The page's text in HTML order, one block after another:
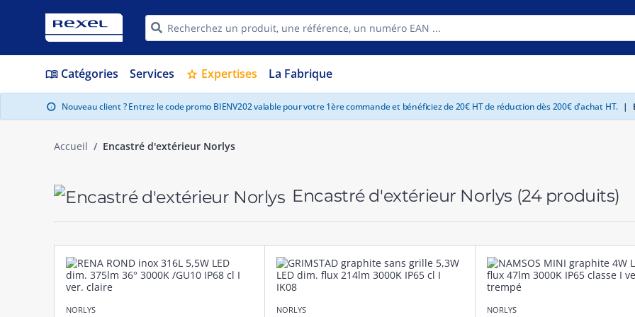
menu_book Catégories Services star Expertises La Fabrique
info Nouveau client ? Entrez le code promo BIENV202 valable pour votre 1ère commande et bénéficiez de 20€ HT de réduction dès 200€ d'achat HT. |
Accueil Encastré d'extérieur Norlys
Encastré d'extérieur Norlys (24 produits)
NORLYS NORLYS NORLYS